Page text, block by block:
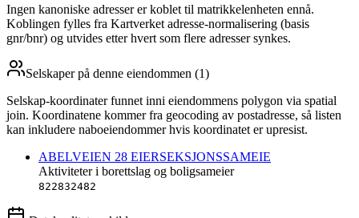
Ingen kanoniske adresser er koblet til matrikkelenheten ennå.
Koblingen fylles fra Kartverket adresse-normalisering (basis
gnr/bnr) og utvides etter hvert som flere adresser synkes.
Selskaper på denne eiendommen (1)
Selskap-koordinater funnet inni eiendommens polygon via spatial
join. Koordinatene kommer fra geocoding av postadresse, så listen
kan inkludere naboeiendommer hvis koordinatet er upresist.
ABELVEIEN 28 EIERSEKSJONSSAMEIE
Aktiviteter i borettslag og boligsameier
822832482